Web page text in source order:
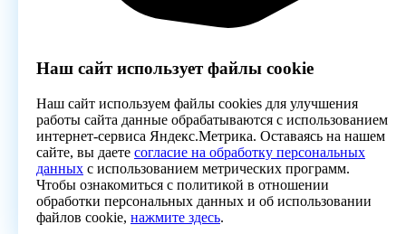
Наш сайт использует файлы cookie
Наш сайт используем файлы cookies для улучшения
работы сайта данные обрабатываются с использованием
интернет-сервиса Яндекс.Метрика. Оставаясь на нашем
сайте, вы даете согласие на обработку персональных
данных с использованием метрических программ.
Чтобы ознакомиться с политикой в отношении
обработки персональных данных и об использовании
файлов cookie, нажмите здесь.